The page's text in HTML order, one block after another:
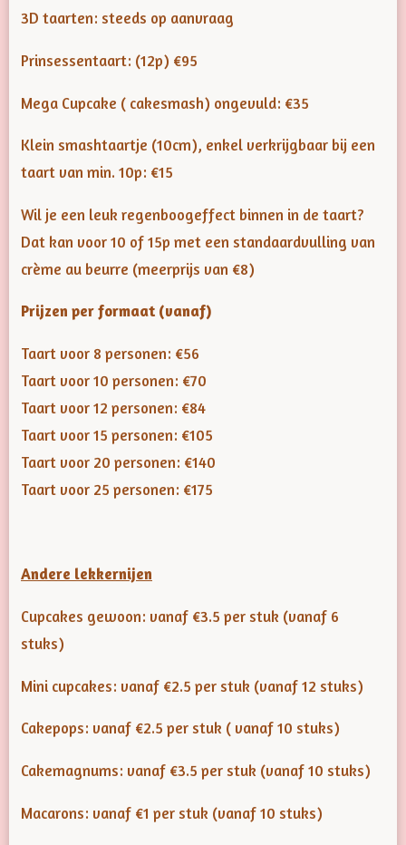
3D taarten: steeds op aanvraag
Prinsessentaart: (12p) €95
Mega Cupcake ( cakesmash) ongevuld: €35
Klein smashtaartje (10cm), enkel verkrijgbaar bij een
taart van min. 10p: €15
Wil je een leuk regenboogeffect binnen in de taart?
Dat kan voor 10 of 15p met een standaardvulling van
crème au beurre (meerprijs van €8)
Prijzen per formaat (vanaf)
Taart voor 8 personen: €56
Taart voor 10 personen: €70
Taart voor 12 personen: €84
Taart voor 15 personen: €105
Taart voor 20 personen: €140
Taart voor 25 personen: €175
Andere lekkernijen
Cupcakes gewoon: vanaf €3.5 per stuk (vanaf 6
stuks)
Mini cupcakes: vanaf €2.5 per stuk (vanaf 12 stuks)
Cakepops: vanaf €2.5 per stuk ( vanaf 10 stuks)
Cakemagnums: vanaf €3.5 per stuk (vanaf 10 stuks)
Macarons: vanaf €1 per stuk (vanaf 10 stuks)